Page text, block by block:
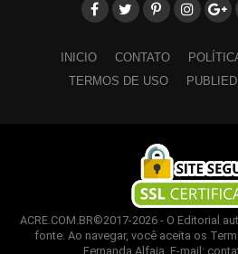
INICIO CONTATO
TERMOS DE USO
ACRE.COM.BR©2017-2026 - O Editorial
fonte. Ao navegar, você aceita os
Fernanda Alfaia. E-mail: